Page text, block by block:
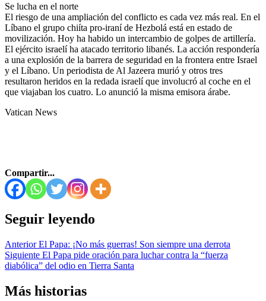
Se lucha en el norte
El riesgo de una ampliación del conflicto es cada vez más real. En el
Líbano el grupo chiíta pro-iraní de Hezbolá está en estado de
movilización. Hoy ha habido un intercambio de golpes de artillería.
El ejército israelí ha atacado territorio libanés. La acción respondería
a una explosión de la barrera de seguridad en la frontera entre Israel
y el Líbano. Un periodista de Al Jazeera murió y otros tres
resultaron heridos en la redada israelí que involucró al coche en el
que viajaban los cuatro. Lo anunció la misma emisora árabe.
Vatican News
Compartir...
Seguir leyendo
AnteriorEl Papa: ¡No más guerras! Son siempre una derrota
Siguiente El Papa pide oración para luchar contra la “fuerza
diabólica” del odio en Tierra Santa
Más historias